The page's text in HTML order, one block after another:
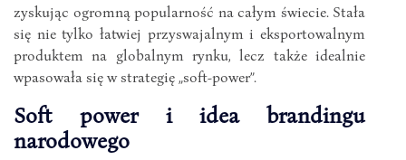
zyskując ogromną popularność na całym świecie. Stała
się nie tylko łatwiej przyswajalnym i eksportowalnym
produktem na globalnym rynku, lecz także idealnie
wpasowała się w strategię „soft-power”.
Soft power i idea brandingu
narodowego